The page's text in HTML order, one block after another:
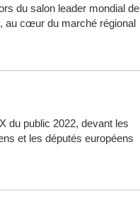
du salon leader mondial de
au cœur du marché régional
du public 2022, devant les
et les députés européens